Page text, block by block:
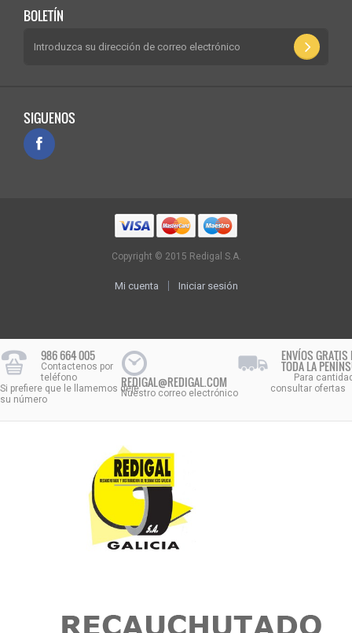
BOLETÍN
SIGUENOS
Copyright © 2015 Redigal S.A.
Mi cuenta Iniciar sesión
986 664 005
Contactenos por
teléfono
Si prefiere que le llamemos deje
su número
REDIGAL@REDIGAL.COM
Nuestro correo electrónico
ENVÍOS GRATIS
TODA LA
Para
consultar ofertas